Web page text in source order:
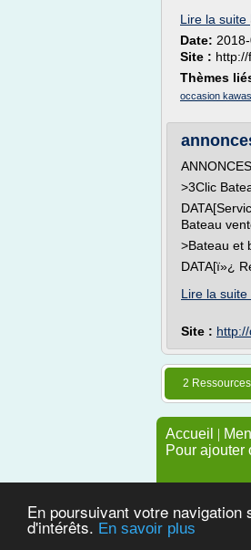
En poursuivant votre
d'intérêts. En savoir plus
Lire la suite
Date:
Site :
Thèmes
occasion
>3Clic
Bateau
>Bateau et
DATA[ï»¿
Lire la suite
Site :
2 Ressources
Accueil |
Pour ajouter